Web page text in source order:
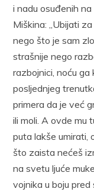
i nadu osuđenih
Miškina: „Ubijati
nego što je sam
strašnije nego
razbojnici, noću ga
posljednjeg
primera da je već
ili moli. A ovde mu
puta lakše umirati,
što zaista nećeš
na svetu ljuće
vojnika u boju